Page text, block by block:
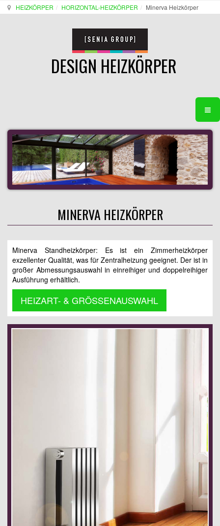
HEIZKÖRPER HORIZONTAL-HEIZKÖRPER Minerva Heizkörper
DESIGN HEIZKÖRPER
MINERVA HEIZKÖRPER
Minerva Standheizkörper: Es ist ein Zimmerheizkörper
exzellenter Qualität, was für Zentralheizung geeignet. Der ist in
großer Abmessungsauswahl in einreihiger und doppelreihiger
Ausführung erhältlich.
HEIZART- & GRÖSSENAUSWAHL